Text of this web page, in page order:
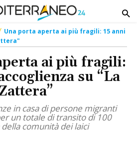
Una porta aperta ai più fragili: 15 anni
ai più fragili:
su “La
in casa di persone migranti
un totale di transito di 100
comunità dei laici